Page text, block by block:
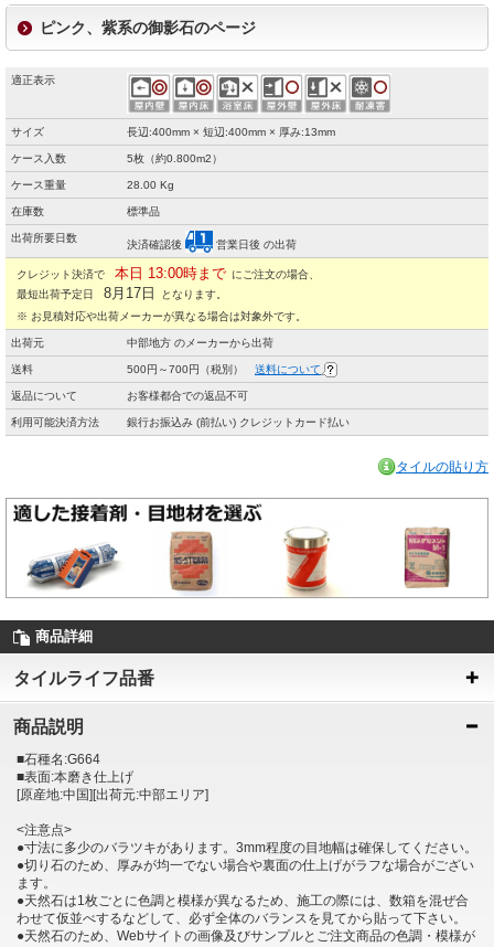
ピンク、紫系の御影石のページ
適正表示
サイズ 長辺:400mm × 短辺:400mm × 厚み:13mm
ケース入数 5枚（約0.800m2）
ケース重量 28.00 Kg
在庫数 標準品
出荷所要日数
決済確認後 営業日後 の出荷
クレジット決済で 本日 13:00時まで にご注文の場合、
最短出荷予定日
8月17日
となります。
※ お見積対応や出荷メーカーが異なる場合は対象外です。
出荷元 中部地方 のメーカーから出荷
送料 500円～700円（税別） 送料について
返品について お客様都合での返品不可
利用可能決済方法 銀行お振込み (前払い) クレジットカード払い
タイルの貼り方
商品詳細
タイルライフ品番
商品説明
■石種名:G664
■表面:本磨き仕上げ
[原産地:中国][出荷元:中部エリア]
<注意点>
●寸法に多少のバラツキがあります。3mm程度の目地幅は確保してください。
●切り石のため、厚みが均一でない場合や裏面の仕上げがラフな場合がござい
ます。
●天然石は1枚ごとに色調と模様が異なるため、施工の際には、数箱を混ぜ合
わせて仮並べするなどして、必ず全体のバランスを見てから貼って下さい。
●天然石のため、Webサイトの画像及びサンプルとご注文商品の色調・模様が